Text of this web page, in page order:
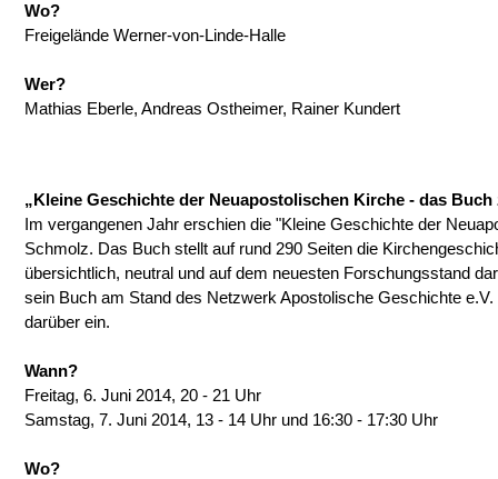
Wo?
Freigelände Werner-von-Linde-Halle
Wer?
Mathias Eberle, Andreas Ostheimer, Rainer Kundert
„Kleine Geschichte der Neuapostolischen Kirche - das
Im vergangenen Jahr erschien die "Kleine Geschichte der
Schmolz. Das Buch stellt auf rund 290 Seiten die
übersichtlich, neutral und auf dem neuesten Forschungsstand
sein Buch am Stand des Netzwerk Apostolische Geschichte
darüber ein.
Wann?
Freitag, 6. Juni 2014, 20 - 21 Uhr
Samstag, 7. Juni 2014, 13 - 14 Uhr und 16:30 - 17:30 Uhr
Wo?